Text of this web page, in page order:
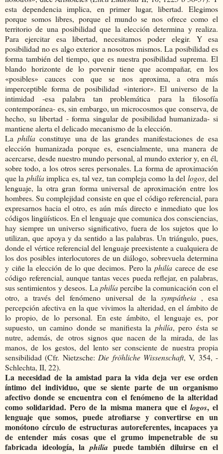
esta dependencia implica, en primer lugar, libertad. Elegimos
porque somos libres, porque el mundo se nos ofrece como el
territorio de una posibilidad que la elección determina y realiza.
Para ejercitar esa libertad, necesitamos poder elegir. Y esa
posibilidad no es algo exterior a nosotros mismos. La posibilidad es
forma también del tiempo, que es nuestra posibilidad suprema. El
blando horizonte de lo porvenir tiene que acompañar, en los
«posibles» cauces con que se nos aproxima, a otra más
imperceptible forma de posibilidad «interior». El universo de la
intimidad -esa palabra tan problemática para la filosofía
contemporánea- es, sin embargo, un microcosmos que conserva, de
hecho, su libertad - forma singular de posibilidad humanizada- si
mantiene alerta el delicado mecanismo de la elección.
Laphilíaconstituye una de las grandes manifestaciones de esa
elección humanizada porque es, esencialmente, una manera de
acercarse, desde nuestro mundo personal, al mundo exterior y, en él,
sobre todo, a los otros seres personales. La forma de aproximación
que la philíaimplica es, tal vez, tan compleja como la del logos, del
lenguaje, la otra gran forma universal de aproximación entre los
hombres. Su complejidad consiste en que el código referencial, para
expresarnos hacia el otro, es aún más directo e inmediato que los
códigos lingüísticos. En el lenguaje que comunica dos consciencias,
hay siempre un universo significativo, fuera de los sujetos que lo
utilizan, que apoya y da sentido a las palabras. Un triángulo, pues,
donde el vértice referencial del lenguaje preexistente a cualquiera de
los dos posibles interlocutores de un diálogo, sobrevuela determina
y ciñe la elección de lo que decimos. Pero la philía carece de ese
código referencial, aunque tantas veces pueda reflejar, en palabras,
sus sentimientos y deseos. La philíapercibe la comunicación con el
otro, a través del fenómeno universal de lasympátheia , esa
percepción afectiva en la que vivimos la alteridad, en el ámbito de
lo propio, de lo personal. En este ámbito, el lenguaje es, por
supuesto, un camino donde se manifiesta la philía, pero ésta se
nutre, además, de otros signos que nacen de la mirada, de las
manos, de los gestos, del lento ser consciente de nuestra propia
sensibilidad (Cfr. Nietzsche: Die fröhliche Wissenschaft, V, 354, -
Schlechta, II, 22).
La necesidad de la amistad para la vida deja ver ese orden
íntimo del individuo, que se siente parte de un organismo
afectivo donde se encuentra con el fenómeno de la alteridad
como solidaridad. Pero de la misma manera que el logos, el
lenguaje que somos, puede atrofiarse y convertirse en un
monótono círculo de estructuras autoreferentes, incapaces ya
de entender más cosas que el grumo impenetrable de su
fabricada ideología, laphilía puede también diluirse en el